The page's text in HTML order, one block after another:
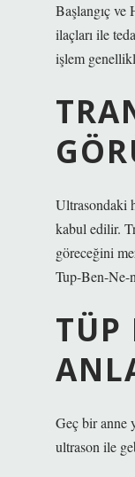
Başlangıç ​​ve
ilaçları ile
işlem
Ultrasondaki
kabul edilir.
göreceğini
Tup-Ben-
TÜP
Geç bir anne
ultrason ile